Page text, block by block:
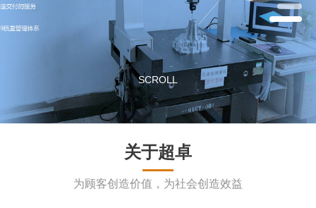
SCROLL
关于超卓
为顾客创造价值，为社会创造效益